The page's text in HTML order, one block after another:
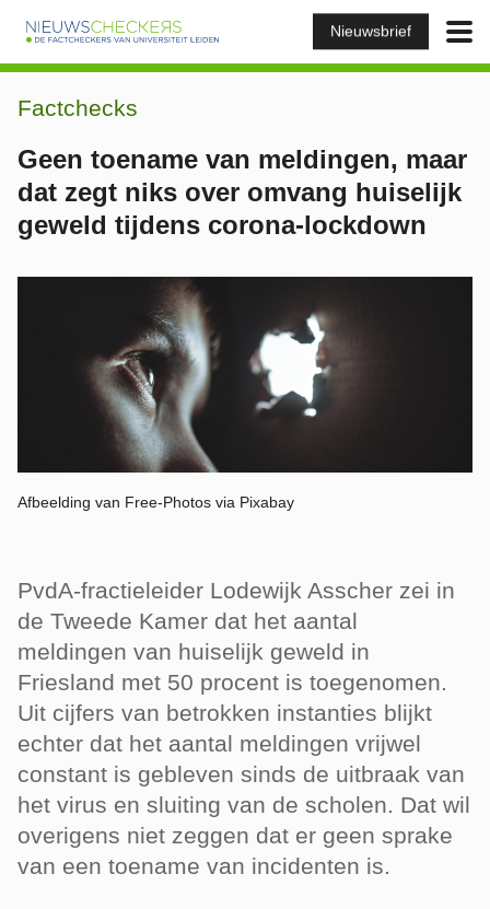
Nieuwsbrief
Factchecks
Geen toename van meldingen, maar
dat zegt niks over omvang huiselijk
geweld tijdens corona-lockdown
Afbeelding van Free-Photos via Pixabay
PvdA-fractieleider Lodewijk Asscher zei in
de Tweede Kamer dat het aantal
meldingen van huiselijk geweld in
Friesland met 50 procent is toegenomen.
Uit cijfers van betrokken instanties blijkt
echter dat het aantal meldingen vrijwel
constant is gebleven sinds de uitbraak van
het virus en sluiting van de scholen. Dat wil
overigens niet zeggen dat er geen sprake
van een toename van incidenten is.